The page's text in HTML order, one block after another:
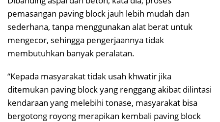
pemasangan paving block jauh lebih mudah dan
sederhana, tanpa menggunakan alat berat untuk
mengecor, sehingga pengerjaannya tidak
membutuhkan banyak peralatan.
“Kepada masyarakat tidak usah khwatir jika
ditemukan paving block yang renggang akibat dilintasi
kendaraan yang melebihi tonase, masyarakat bisa
bergotong royong merapikan kembali paving block